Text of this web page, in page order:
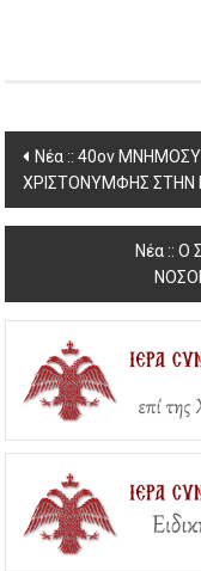
Post
navigation
Νέα :: 40ον
ΧΡΙΣΤΟΝΥΜΦΗΣ ΣΤΗΝ
Νέα :: Ο